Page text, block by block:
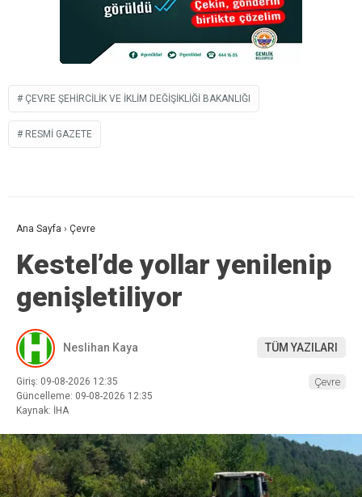
ÇEVRE ŞEHIRCILIK VE İKLIM DEĞIŞIKLIĞI BAKANLIĞI
RESMI GAZETE
Ana Sayfa › Çevre
Kestel’de yollar yenilenip
genişletiliyor
Neslihan Kaya TÜM YAZILARI
Giriş: 09-08-2026 12:35
Güncelleme: 09-08-2026 12:35
Kaynak: İHA
Çevre